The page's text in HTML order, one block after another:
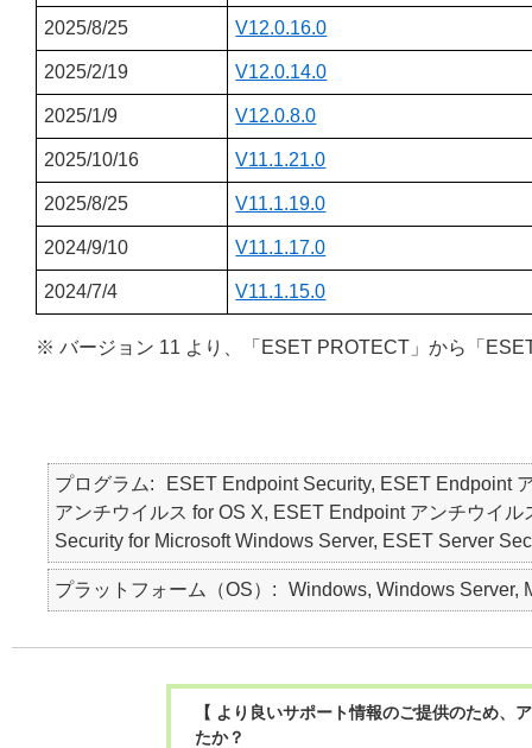
2025/8/25 V12.0.16.0
2025/2/19 V12.0.14.0
2025/1/9 V12.0.8.0
2025/10/16 V11.1.21.0
2025/8/25 V11.1.19.0
2024/9/10 V11.1.17.0
2024/7/4 V11.1.15.0
※ バージョン 11 より、「ESET PROTECT」から「
プログラム
ESET Endpoint Security, ESET Endpoint
アンチウイルス for OS X, ESET Endpoint アンチウイ
Security for Microsoft Windows Server, ESET Server
プラットフォーム（OS） Windows, Windows Server,
【 より良いサポート情報のご提供のため
たか？